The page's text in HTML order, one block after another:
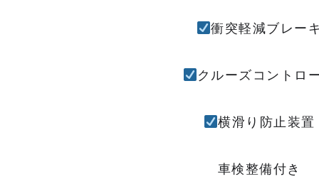
衝突軽減ブレーキ
クルーズコントロ
横滑り防止装置
車検整備付き